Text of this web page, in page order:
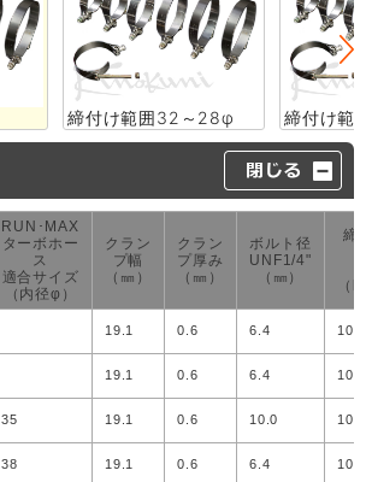
締付け範囲32～28φ 締付け範
RUN･MAX
ターボホー
ス
適合サイズ
（内径φ）
クラン
プ幅
（㎜）
クラン
プ厚み
（㎜）
ボルト径
UNF1/4"
（㎜）
締
（
19.1 0.6 6.4 100
19.1 0.6 6.4 100
35 19.1 0.6 10.0 100
38 19.1 0.6 6.4 100